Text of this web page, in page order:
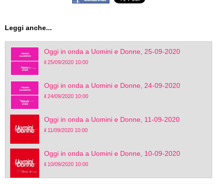
Leggi anche...
Oggi in onda a Uomini e Donne, 25-09-2020
il 25/09/2020 10:00
Oggi in onda a Uomini e Donne, 24-09-2020
il 24/09/2020 10:00
Oggi in onda a Uomini e Donne, 11-09-2020
il 11/09/2020 10:00
Oggi in onda a Uomini e Donne, 10-09-2020
il 10/09/2020 10:00